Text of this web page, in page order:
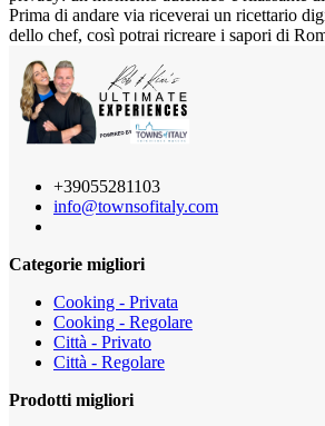
Prima di andare via riceverai un ricettario
dello chef, così potrai ricreare i sapori di
+39055281103
info@townsofitaly.com
Categorie migliori
Cooking - Privata
Cooking - Regolare
Città - Privato
Città - Regolare
Prodotti migliori